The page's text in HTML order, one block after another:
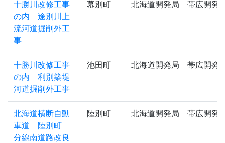
十勝川改修工事
の内 途別川上
流河道掘削外工
事
幕別町 北海道開発局 帯広開発
十勝川改修工事
の内 利別築堤
河道掘削外工事
池田町 北海道開発局 帯広開発
北海道横断自動
車道 陸別町
分線南道路改良
陸別町 北海道開発局 帯広開発